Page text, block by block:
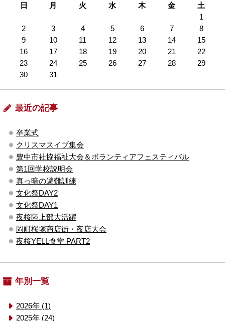
日
月 火 水 木 金
土
1
2
3 4 5 6 7
8
9
10 11 12 13 14
15
16
17 18 19 20 21
22
23
24 25 26 27 28
29
30
31
最近の記事
卒業式
クリスマスイブ集会
豊中市社協福祉大会＆ボランティアフェスティバル
第1回学校説明会
真っ暗の避難訓練
文化祭DAY2
文化祭DAY1
夜桜陸上部大活躍
岡町桜塚商店街・夜店大会
夜桜YELL食堂 PART2
年別一覧
2026年 (1)
2025年 (24)